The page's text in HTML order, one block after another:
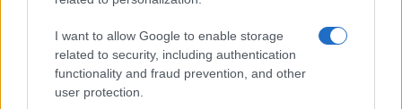
I want to allow Google to enable storage
related to security, including authentication
functionality and fraud prevention, and other
user protection.